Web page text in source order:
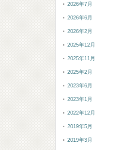
2026年7月
2026年6月
2026年2月
2025年12月
2025年11月
2025年2月
2023年6月
2023年1月
2022年12月
2019年5月
2019年3月